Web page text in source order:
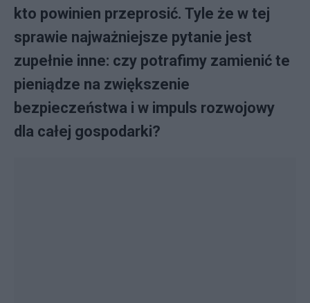
kto powinien przeprosić. Tyle że w tej
sprawie najważniejsze pytanie jest
zupełnie inne: czy potrafimy zamienić te
pieniądze na zwiększenie
bezpieczeństwa i w impuls rozwojowy
dla całej gospodarki?